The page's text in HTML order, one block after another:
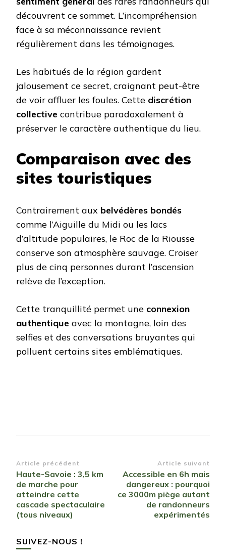
découvrent ce sommet. L’incompréhension
face à sa méconnaissance revient
régulièrement dans les témoignages.
Les habitués de la région gardent
jalousement ce secret, craignant peut-être
de voir affluer les foules. Cette discrétion
collective contribue paradoxalement à
préserver le caractère authentique du lieu.
Comparaison avec des
sites touristiques
Contrairement aux belvédères bondés
comme l’Aiguille du Midi ou les lacs
d’altitude populaires, le Roc de la Riousse
conserve son atmosphère sauvage. Croiser
plus de cinq personnes durant l’ascension
relève de l’exception.
Cette tranquillité permet une connexion
authentique avec la montagne, loin des
selfies et des conversations bruyantes qui
polluent certains sites emblématiques.
Navigation
d’article
Article précédent
Haute-Savoie : 3,5 km
de marche pour
atteindre cette
cascade spectaculaire
(tous niveaux)
Article suivant
Accessible en 6h mais
dangereux : pourquoi
ce 3000m piège autant
de randonneurs
expérimentés
SUIVEZ-NOUS !